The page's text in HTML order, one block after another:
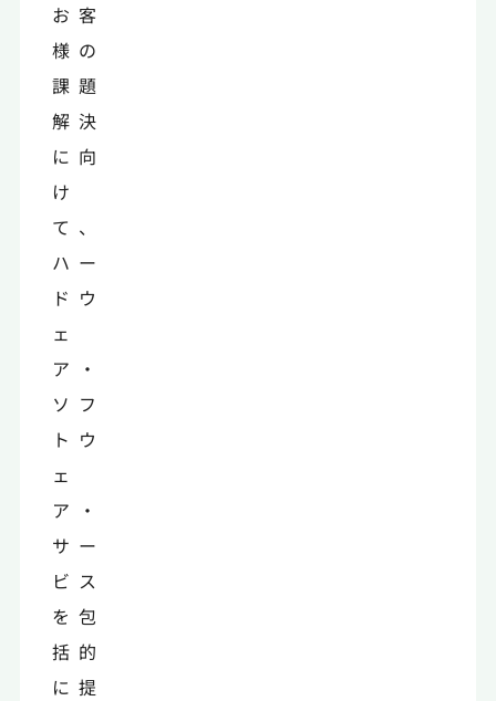
お客
様の
課題
解決
に向
け
て、
ハー
ドウ
ェ
ア・
ソフ
トウ
ェ
ア・
サー
ビス
を包
括的
に提